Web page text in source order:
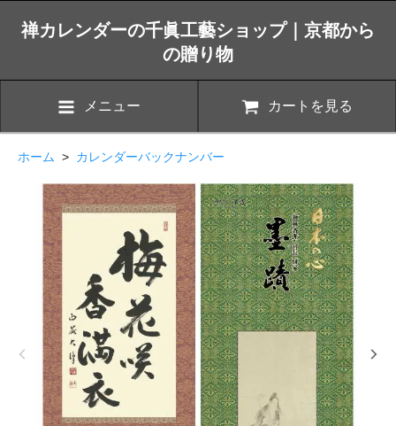
禅カレンダーの千眞工藝ショップ｜京都から
の贈り物
メニュー カートを見る
ホーム > カレンダーバックナンバー